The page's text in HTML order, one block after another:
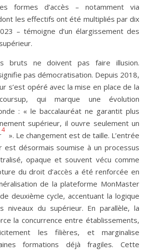
formes d’accès – notamment via
les effectifs ont été multipliés par dix
– témoigne d’un élargissement des
bruts ne doivent pas faire illusion.
pas démocratisation. Depuis 2018,
s’est opéré avec la mise en place de la
qui marque une évolution
: « le baccalauréat ne garantit plus
supérieur, il ouvre seulement un
4
». Le changement est de taille. L’entrée
est désormais soumise à un processus
opaque et souvent vécu comme
du droit d’accès a été renforcée en
de la plateforme MonMaster
deuxième cycle, accentuant la logique
du supérieur. En parallèle, la
la concurrence entre établissements,
les filières, et marginalise
formations déjà fragiles. Cette